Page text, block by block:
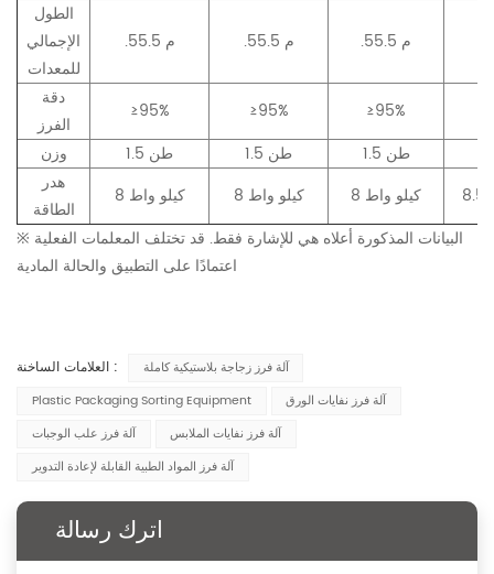
الطول
الإجمالي
للمعدات
.55.5 م .55.5 م .55.5 م
دقة
الفرز
≥95% ≥95% ≥95%
وزن
1.5 طن 1.5 طن
1.5 طن
هدر
الطاقة
8 كيلو واط 8 كيلو واط 8 كيلو واط
※ البيانات المذكورة أعلاه هي للإشارة فقط. قد تختلف المعلمات الفعلية
اعتمادًا على التطبيق والحالة المادية
العلامات الساخنة :
آلة فرز زجاجة بلاستيكية كاملة
Plastic Packaging Sorting Equipment
آلة فرز نفايات الورق
آلة فرز علب الوجبات
آلة فرز نفايات الملابس
آلة فرز المواد الطبية القابلة لإعادة التدوير
اترك رسالة